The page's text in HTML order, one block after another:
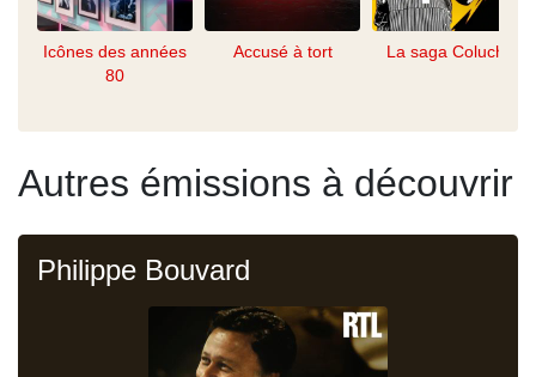
Icônes des années
80
Accusé à tort La saga Coluche
Autres émissions à découvrir
Philippe Bouvard